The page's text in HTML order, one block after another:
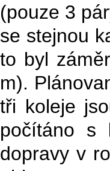
(pouze 3
se stejnou
to byl
m).
tři koleje
počítáno s
dopravy v